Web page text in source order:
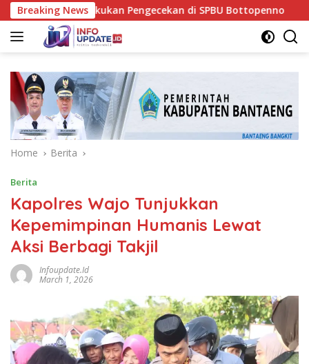
Skip
to
content
Breaking News
Lakukan Pengecekan di SPBU Bottopenno
Home Berita
Berita
Kapolres Wajo Tunjukkan
Kepemimpinan Humanis Lewat
Aksi Berbagi Takjil
Infoupdate.id
March 1, 2026